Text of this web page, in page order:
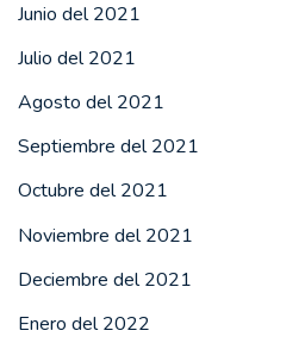
Junio del 2021
Julio del 2021
Agosto del 2021
Septiembre del 2021
Octubre del 2021
Noviembre del 2021
Deciembre del 2021
Enero del 2022